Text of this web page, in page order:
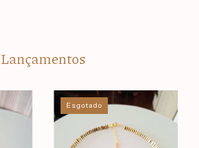
Lançamentos
Esgotado